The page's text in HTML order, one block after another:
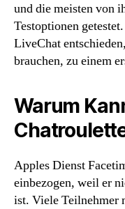
und die meisten von
Testoptionen
LiveChat
brauchen, zu einem
Warum
Apples Dienst
einbezogen, weil er
ist. Viele Teilnehmer